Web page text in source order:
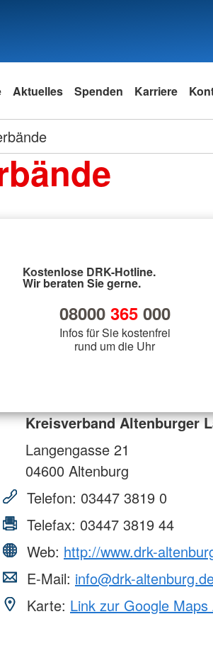
Aktuelles Spenden Karriere
Kostenlose DRK-Hotline.
Wir beraten Sie gerne.
08000 365000
Infos für Sie kostenfrei
rund um die Uhr
Kreisverband Altenburger
Langengasse 21
04600 Altenburg
Telefon: 03447 3819 0
Telefax: 03447 3819 44
Web: http://www.drk-
E-Mail: info@drk-
Karte: Link zur Google Maps